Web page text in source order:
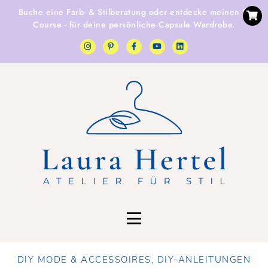
Buche eine Farb- & Stilberatung oder entdecke meinen E-
Course - für deine persönliche Capsule Wardrobe.
DIY MODE & ACCESSOIRES, DIY-ANLEITUNGEN